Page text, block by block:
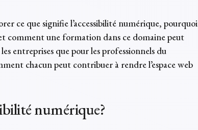
ce que signifie l’accessibilité numérique, pourquoi
comment une formation dans ce domaine peut
entreprises que pour les professionnels du
chacun peut contribuer à rendre l’espace web
numérique?